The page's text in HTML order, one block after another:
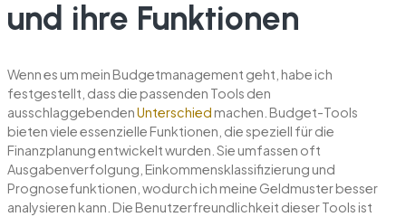
und ihre Funktionen
Wenn es um mein Budgetmanagement geht, habe ich
festgestellt, dass die passenden Tools den
ausschlaggebendenUnterschiedmachen. Budget-Tools
bieten viele essenzielle Funktionen, die speziell für die
Finanzplanung entwickelt wurden. Sie umfassen oft
Ausgabenverfolgung, Einkommensklassifizierung und
Prognosefunktionen, wodurch ich meine Geldmuster besser
analysieren kann. Die Benutzerfreundlichkeit dieser Tools ist